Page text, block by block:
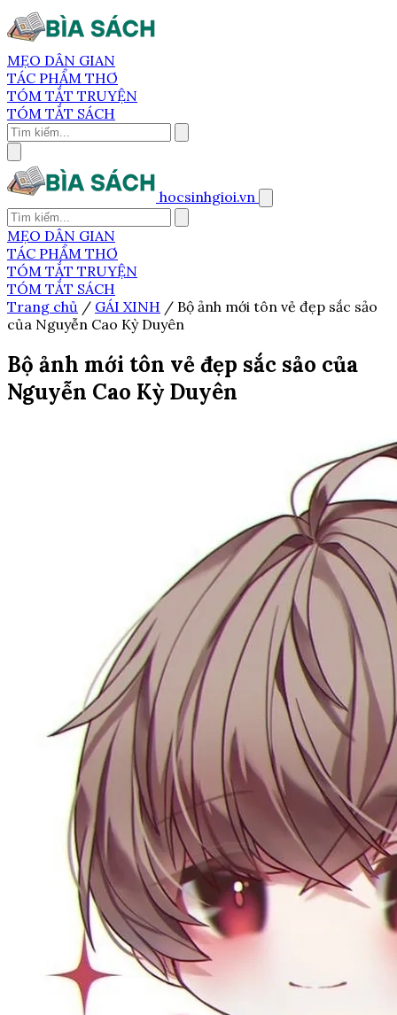
MẸO DÂN GIAN
TÁC PHẨM THƠ
TÓM TẮT TRUYỆN
TÓM TẮT SÁCH
hocsinhgioi.vn
MẸO DÂN GIAN
TÁC PHẨM THƠ
TÓM TẮT TRUYỆN
TÓM TẮT SÁCH
Trang chủ / GÁI XINH / Bộ ảnh mới tôn vẻ đẹp sắc sảo
của Nguyễn Cao Kỳ Duyên
Bộ ảnh mới tôn vẻ đẹp sắc sảo của
Nguyễn Cao Kỳ Duyên